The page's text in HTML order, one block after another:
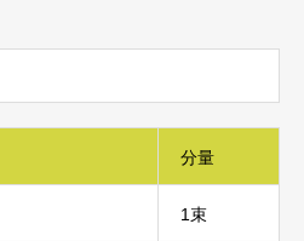
分量
1束